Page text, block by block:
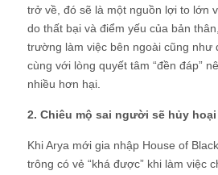
trở về, đó sẽ là một nguồn lợi to lớn
do thất bại và điểm yếu của bản
trường làm việc bên ngoài cũng như
cùng với lòng quyết tâm “đền đáp”
nhiều hơn hại.
2. Chiêu mộ sai người sẽ hủy
Khi Arya mới gia nhập House of
trông có vẻ “khá được” khi làm việc